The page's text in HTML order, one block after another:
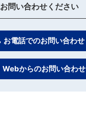
お問い合わせください
お電話でのお問い合わせ
Webからのお問い合わせ